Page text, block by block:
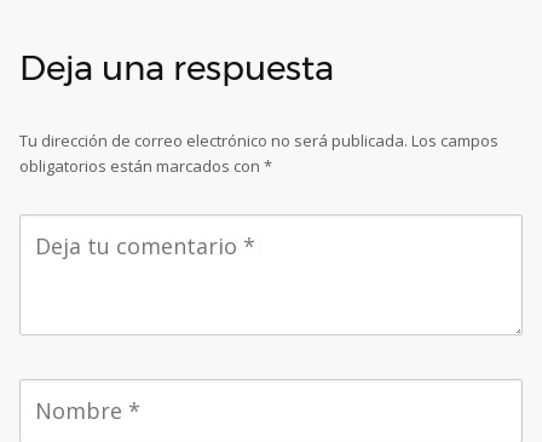
Deja una respuesta
Tu dirección de correo electrónico no será publicada. Los campos
obligatorios están marcados con *